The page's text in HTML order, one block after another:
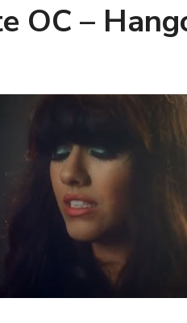
OC –